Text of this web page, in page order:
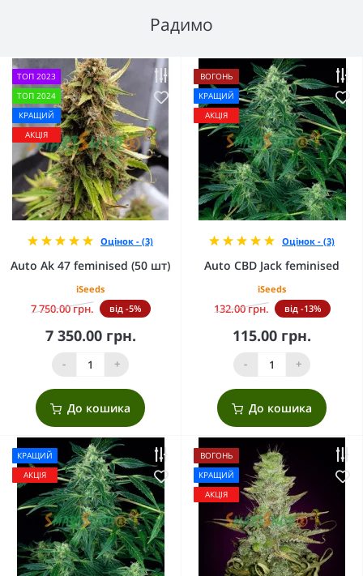
Радимо
ТОП 2023
ТОП 2024
КРАЩИЙ
АКЦІЯ
Оцінок - (3)
Auto Ak 47 feminised (50 шт)
iSeeds
7 750.00 грн. від -5%
7 350.00 грн.
- +
До кошика
ВОГОНЬ
КРАЩИЙ
АКЦІЯ
Оцінок - (3)
Auto CBD Jack feminised
iSeeds
132.00 грн. від -13%
115.00 грн.
- +
До кошика
КРАЩИЙ
АКЦІЯ
ВОГОНЬ
КРАЩИЙ
АКЦІЯ